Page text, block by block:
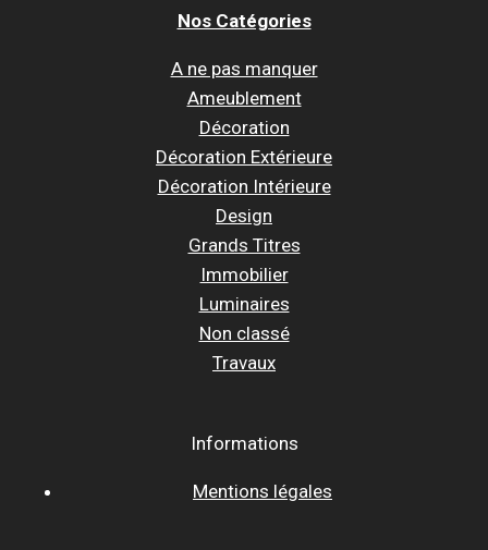
Nos Catégories
A ne pas manquer
Ameublement
Décoration
Décoration Extérieure
Décoration Intérieure
Design
Grands Titres
Immobilier
Luminaires
Non classé
Travaux
Informations
Mentions légales